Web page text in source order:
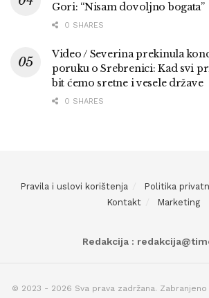
Gori: “Nisam dovoljno bogata”
0 SHARES
Video / Severina prekinula
poruku o Srebrenici: Kad svi
bit ćemo sretne i vesele države
0 SHARES
Pravila i uslovi korištenja Politika
Kontakt
Marketing
Redakcija :
© 2023 - 2026 Sva prava zadržana.